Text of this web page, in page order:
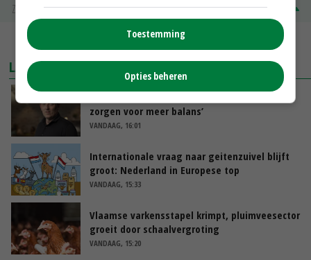
Zuivel NL
€ 345,00 € 20,00
MEER MARKTPRIJZEN
LAATSTE NIEUWS
zorgen voor meer balans’
VANDAAG, 16:01
Internationale vraag naar geitenzuivel blijft
groot: Nederland in Europese top
VANDAAG, 15:33
Vlaamse varkensstapel krimpt, pluimveesector
groeit door schaalvergroting
VANDAAG, 15:20
Toestemming
Opties beheren